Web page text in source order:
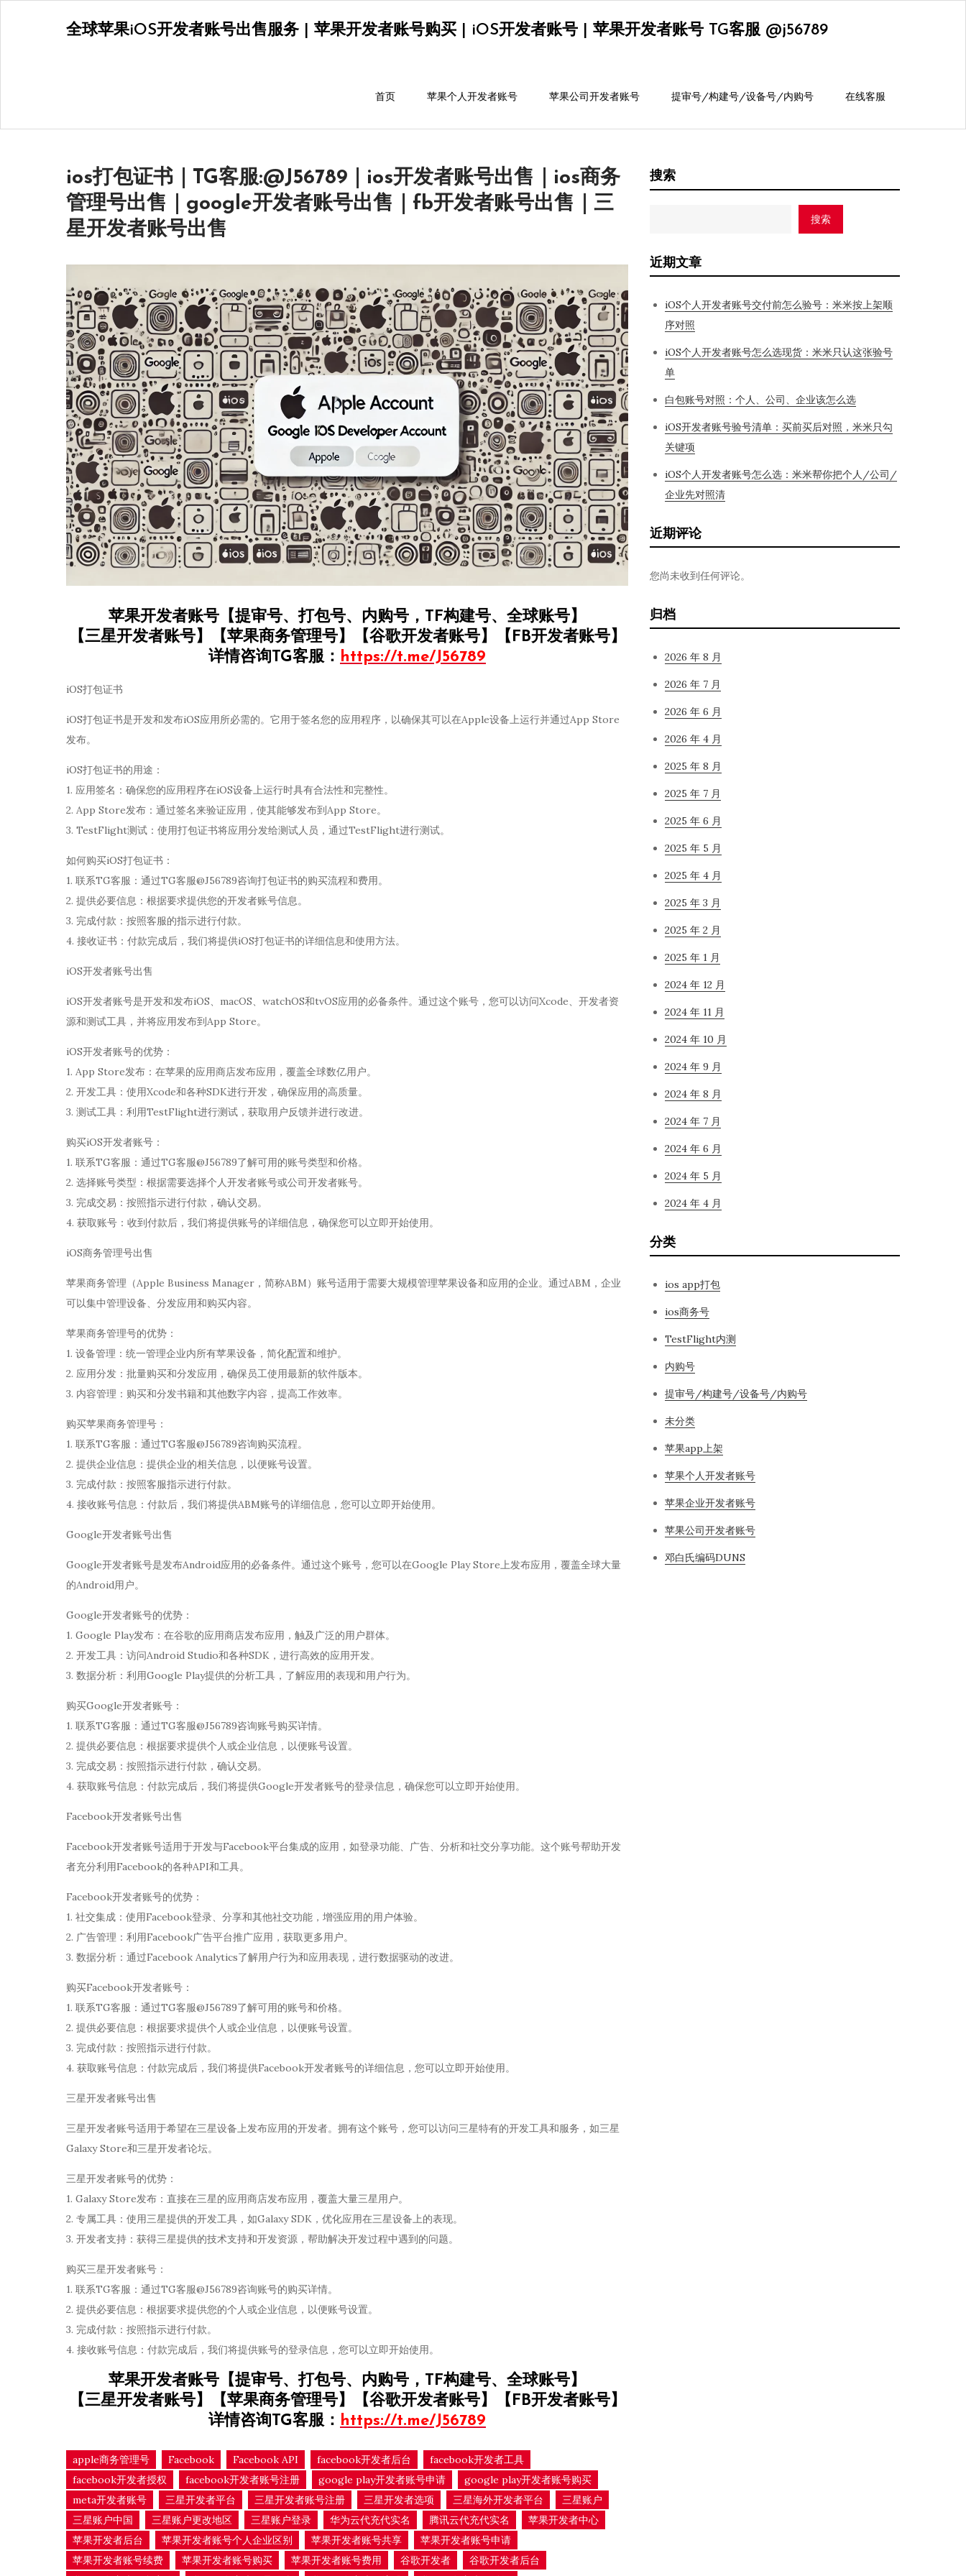
全球苹果iOS开发者账号出售服务 | 苹果开发者账号购买 | iOS开发者账号 | 苹果开发者账号 TG客服 @j56789
首页 苹果个人开发者账号 苹果公司开发者账号 提审号/构建号/设备号/内购号 在线客服
ios打包证书｜TG客服:@J56789｜ios开发者账号出售｜ios商务
管理号出售｜google开发者账号出售｜fb开发者账号出售｜三
星开发者账号出售
苹果开发者账号【提审号、打包号、内购号，TF构建号、全球账号】
【三星开发者账号】【苹果商务管理号】【谷歌开发者账号】【FB开发者账号】
详情咨询TG客服： https://t.me/J56789
iOS打包证书
iOS打包证书是开发和发布iOS应用所必需的。它用于签名您的应用程序，以确保其可以在Apple设备上运行并通过App Store
发布。
iOS打包证书的用途：
1. 应用签名：确保您的应用程序在iOS设备上运行时具有合法性和完整性。
2. App Store发布：通过签名来验证应用，使其能够发布到App Store。
3. TestFlight测试：使用打包证书将应用分发给测试人员，通过TestFlight进行测试。
如何购买iOS打包证书：
1. 联系TG客服：通过TG客服@J56789咨询打包证书的购买流程和费用。
2. 提供必要信息：根据要求提供您的开发者账号信息。
3. 完成付款：按照客服的指示进行付款。
4. 接收证书：付款完成后，我们将提供iOS打包证书的详细信息和使用方法。
iOS开发者账号出售
iOS开发者账号是开发和发布iOS、macOS、watchOS和tvOS应用的必备条件。通过这个账号，您可以访问Xcode、开发者资
源和测试工具，并将应用发布到App Store。
iOS开发者账号的优势：
1. App Store发布：在苹果的应用商店发布应用，覆盖全球数亿用户。
2. 开发工具：使用Xcode和各种SDK进行开发，确保应用的高质量。
3. 测试工具：利用TestFlight进行测试，获取用户反馈并进行改进。
购买iOS开发者账号：
1. 联系TG客服：通过TG客服@J56789了解可用的账号类型和价格。
2. 选择账号类型：根据需要选择个人开发者账号或公司开发者账号。
3. 完成交易：按照指示进行付款，确认交易。
4. 获取账号：收到付款后，我们将提供账号的详细信息，确保您可以立即开始使用。
iOS商务管理号出售
苹果商务管理（Apple Business Manager，简称ABM）账号适用于需要大规模管理苹果设备和应用的企业。通过ABM，企业
可以集中管理设备、分发应用和购买内容。
苹果商务管理号的优势：
1. 设备管理：统一管理企业内所有苹果设备，简化配置和维护。
2. 应用分发：批量购买和分发应用，确保员工使用最新的软件版本。
3. 内容管理：购买和分发书籍和其他数字内容，提高工作效率。
购买苹果商务管理号：
1. 联系TG客服：通过TG客服@J56789咨询购买流程。
2. 提供企业信息：提供企业的相关信息，以便账号设置。
3. 完成付款：按照客服指示进行付款。
4. 接收账号信息：付款后，我们将提供ABM账号的详细信息，您可以立即开始使用。
Google开发者账号出售
Google开发者账号是发布Android应用的必备条件。通过这个账号，您可以在Google Play Store上发布应用，覆盖全球大量
的Android用户。
Google开发者账号的优势：
1. Google Play发布：在谷歌的应用商店发布应用，触及广泛的用户群体。
2. 开发工具：访问Android Studio和各种SDK，进行高效的应用开发。
3. 数据分析：利用Google Play提供的分析工具，了解应用的表现和用户行为。
购买Google开发者账号：
1. 联系TG客服：通过TG客服@J56789咨询账号购买详情。
2. 提供必要信息：根据要求提供个人或企业信息，以便账号设置。
3. 完成交易：按照指示进行付款，确认交易。
4. 获取账号信息：付款完成后，我们将提供Google开发者账号的登录信息，确保您可以立即开始使用。
Facebook开发者账号出售
Facebook开发者账号适用于开发与Facebook平台集成的应用，如登录功能、广告、分析和社交分享功能。这个账号帮助开发
者充分利用Facebook的各种API和工具。
Facebook开发者账号的优势：
1. 社交集成：使用Facebook登录、分享和其他社交功能，增强应用的用户体验。
2. 广告管理：利用Facebook广告平台推广应用，获取更多用户。
3. 数据分析：通过Facebook Analytics了解用户行为和应用表现，进行数据驱动的改进。
购买Facebook开发者账号：
1. 联系TG客服：通过TG客服@J56789了解可用的账号和价格。
2. 提供必要信息：根据要求提供个人或企业信息，以便账号设置。
3. 完成付款：按照指示进行付款。
4. 获取账号信息：付款完成后，我们将提供Facebook开发者账号的详细信息，您可以立即开始使用。
三星开发者账号出售
三星开发者账号适用于希望在三星设备上发布应用的开发者。拥有这个账号，您可以访问三星特有的开发工具和服务，如三星
Galaxy Store和三星开发者论坛。
三星开发者账号的优势：
1. Galaxy Store发布：直接在三星的应用商店发布应用，覆盖大量三星用户。
2. 专属工具：使用三星提供的开发工具，如Galaxy SDK，优化应用在三星设备上的表现。
3. 开发者支持：获得三星提供的技术支持和开发资源，帮助解决开发过程中遇到的问题。
购买三星开发者账号：
1. 联系TG客服：通过TG客服@J56789咨询账号的购买详情。
2. 提供必要信息：根据要求提供您的个人或企业信息，以便账号设置。
3. 完成付款：按照指示进行付款。
4. 接收账号信息：付款完成后，我们将提供账号的登录信息，您可以立即开始使用。
苹果开发者账号【提审号、打包号、内购号，TF构建号、全球账号】
【三星开发者账号】【苹果商务管理号】【谷歌开发者账号】【FB开发者账号】
详情咨询TG客服： https://t.me/J56789
apple商务管理号 Facebook Facebook API facebook开发者后台
facebook开发者工具
facebook开发者授权
facebook开发者账号注册 google play开发者账号申请
google play开发者账号购买
meta开发者账号
三星开发者平台 三星开发者账号注册 三星开发者选项 三星海外开发者平台
三星账户
三星账户中国
三星账户更改地区 三星账户登录 华为云代充代实名 腾讯云代充代实名
苹果开发者中心
苹果开发者后台
苹果开发者账号个人企业区别 苹果开发者账号共享
苹果开发者账号申请
苹果开发者账号续费
苹果开发者账号购买 苹果开发者账号费用 谷歌开发者
谷歌开发者后台
搜索
搜索
近期文章
iOS个人开发者账号交付前怎么验号：米米按上架顺
序对照
iOS个人开发者账号怎么选现货：米米只认这张验号
单
白包账号对照：个人、公司、企业该怎么选
iOS开发者账号验号清单：买前买后对照，米米只勾
关键项
iOS个人开发者账号怎么选：米米帮你把个人/公司/
企业先对照清
近期评论
您尚未收到任何评论。
归档
2026 年 8 月
2026 年 7 月
2026 年 6 月
2026 年 4 月
2025 年 8 月
2025 年 7 月
2025 年 6 月
2025 年 5 月
2025 年 4 月
2025 年 3 月
2025 年 2 月
2025 年 1 月
2024 年 12 月
2024 年 11 月
2024 年 10 月
2024 年 9 月
2024 年 8 月
2024 年 7 月
2024 年 6 月
2024 年 5 月
2024 年 4 月
分类
ios app打包
ios商务号
TestFlight内测
内购号
提审号/构建号/设备号/内购号
未分类
苹果app上架
苹果个人开发者账号
苹果企业开发者账号
苹果公司开发者账号
邓白氏编码DUNS